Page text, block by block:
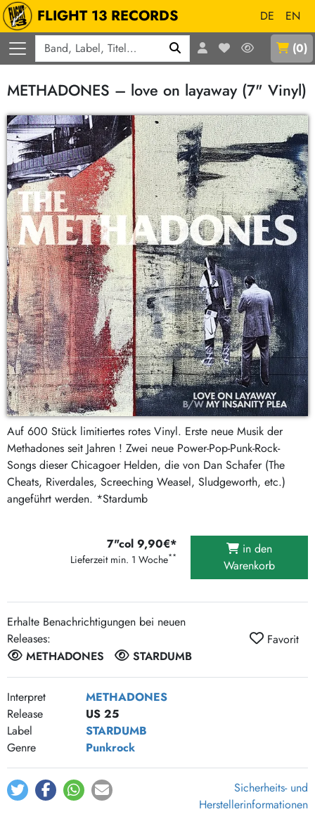
FLIGHT 13 RECORDS DE
EN
(0)
METHADONES – love on layaway (7" Vinyl)
Auf 600 Stück limitiertes rotes Vinyl. Erste neue Musik der
Methadones seit Jahren ! Zwei neue Power-Pop-Punk-Rock-
Songs dieser Chicagoer Helden, die von Dan Schafer (The
Cheats, Riverdales, Screeching Weasel, Sludgeworth, etc.)
angeführt werden. *Stardumb
7"col 9,90€*
Lieferzeit min. 1 Woche**
in den
Warenkorb
Erhalte Benachrichtigungen bei neuen
Releases:
METHADONES
STARDUMB
Favorit
Interpret
METHADONES
Release
US 25
Label
STARDUMB
Genre
Punkrock
Sicherheits- und
Herstellerinformationen